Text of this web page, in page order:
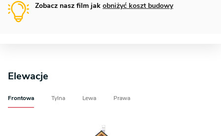
Zobacz nasz film jak obniżyć koszt budowy
Elewacje
Frontowa Tylna Lewa Prawa